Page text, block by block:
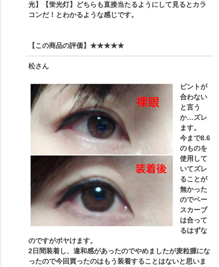
光】【蛍光灯】どちらも直接当たるようにして見るとカラ
コンだ！とわかるような感じです。
【この商品の評価】 ★★★★★
松さん
ピントが
合わない
と言う
か…ズレ
ます。
今まで8.6
のものを
使用して
いてズレ
ることが
無かった
のでベー
スカーブ
は合って
るはずな
のですがボヤけます。
2日間装着し、違和感があったのでやめましたが麦粒腫にな
ったので今回買ったのはもう装着することはないと思いま